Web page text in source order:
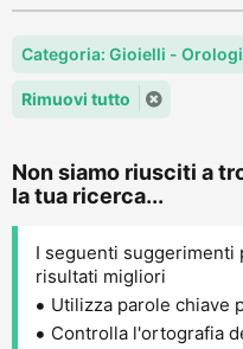
Categoria: Gioielli - Orologi
Rimuovi tutto
Non siamo riusciti a
la tua ricerca...
I seguenti
risultati migliori
Utilizza parole chiave
Controlla l'ortografia